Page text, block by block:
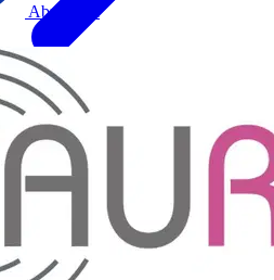
Abracopel